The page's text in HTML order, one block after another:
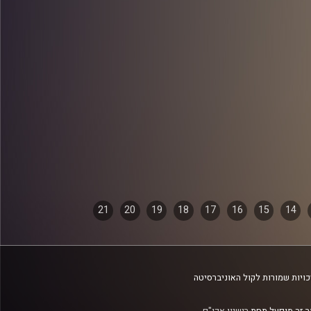
14
15
16
17
18
19
20
21
שמורות לקול האוניברסיטה